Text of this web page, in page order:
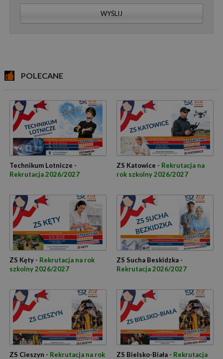
WYŚLIJ
POLECANE
Technikum Lotnicze -
Rekrutacja 2026/2027
ZS Katowice - Rekrutacja na
rok szkolny 2026/2027
ZS Kęty - Rekrutacja na rok
szkolny 2026/2027
ZS Sucha Beskidzka -
Rekrutacja 2026/2027
ZS Cieszyn - Rekrutacja na rok
ZS Bielsko-Biała - Rekrutacja